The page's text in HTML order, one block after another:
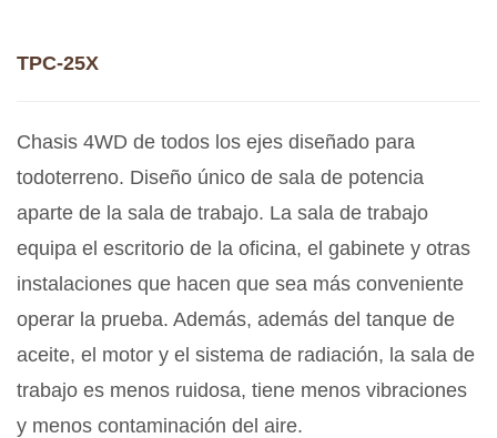
TPC-25X
Chasis 4WD de todos los ejes diseñado para
todoterreno. Diseño único de sala de potencia
aparte de la sala de trabajo. La sala de trabajo
equipa el escritorio de la oficina, el gabinete y otras
instalaciones que hacen que sea más conveniente
operar la prueba. Además, además del tanque de
aceite, el motor y el sistema de radiación, la sala de
trabajo es menos ruidosa, tiene menos vibraciones
y menos contaminación del aire.